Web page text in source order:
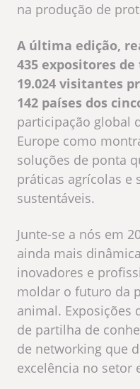
na produção de
A última edição,
435 expositores
19.024 visitantes
142 países dos
participação global
Europe como
soluções de ponta
práticas agrícolas e
sustentáveis.
Junte-se a nós em
ainda mais
inovadores e
moldar o futuro da
animal. Exposições
de partilha de
de networking que
excelência no setor